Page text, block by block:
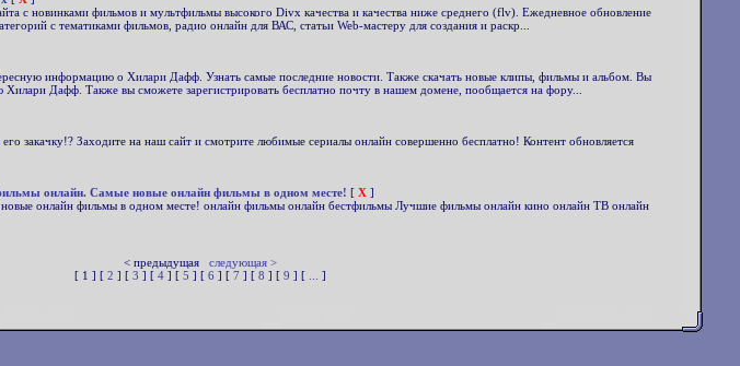
с новинками фильмов и мультфильмы высокого Divx качества и качества ниже среднего (flv). Ежедневное обновление
с тематиками фильмов, радио онлайн для ВАС, статьи Web-мастеру для создания и раскр...
информацию о Хилари Дафф. Узнать самые последние новости. Также скачать новые клипы, фильмы и альбом. Вы
Дафф. Также вы сможете зарегистрировать бесплатно почту в нашем домене, пообщается на фору...
закачку!? Заходите на наш сайт и смотрите любимые сериалы онлайн совершенно бесплатно! Контент обновляется
онлайн. Самые новые онлайн фильмы в одном месте! [ X ]
онлайн фильмы в одном месте! онлайн фильмы онлайн бестфильмы Лучшие фильмы онлайн кино онлайн ТВ онлайн
< предыдущая следующая >
[ 1 ] [2 ] [3 ] [4 ] [5 ] [6 ] [7 ] [8 ] [9 ] [... ]